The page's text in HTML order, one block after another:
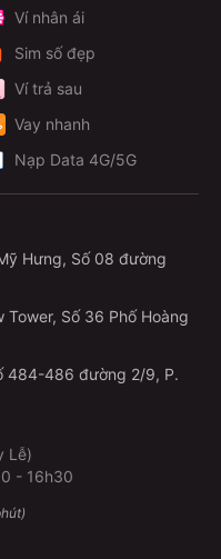
Ví nhân ái
Sim số đẹp
Ví trả sau
Vay nhanh
Nạp Data 4G/5G
Hưng, Số 08 đường
Tower, Số 36 Phố Hoàng
484-486 đường 2/9, P.
Lễ)
- 16h30